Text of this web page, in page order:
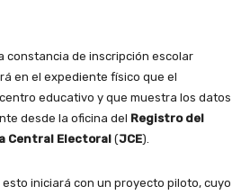
constancia de inscripción escolar
en el expediente físico que el
educativo y que muestra los datos
desde la oficina del Registro del
Central Electoral (JCE).
iniciará con un proyecto piloto, cuyo